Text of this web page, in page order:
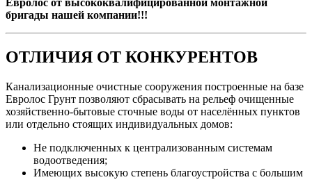
бригады нашей компании!!!
ОТЛИЧИЯ ОТ КОНКУРЕНТОВ
Канализационные очистные сооружения построенные на базе
Евролос Грунт позволяют сбрасывать на рельеф очищенные
хозяйственно-бытовые сточные воды от населённых пунктов
или отдельно стоящих индивидуальных домов:
Не подключенных к централизованным системам
водоотведения;
Имеющих высокую степень благоустройства с большим